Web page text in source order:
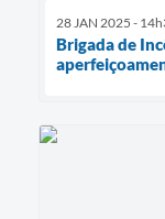
28 JAN 2025 -
Brigada de